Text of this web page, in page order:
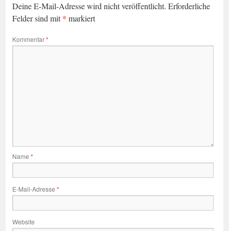
Deine E-Mail-Adresse wird nicht veröffentlicht. Erforderliche
Felder sind mit* markiert
Kommentar*
Name *
E-Mail-Adresse *
Website